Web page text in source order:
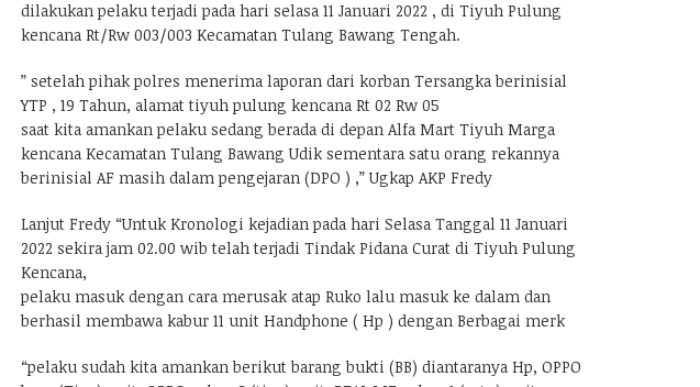
dilakukan pelaku terjadi pada hari selasa 11 Januari 2022 , di Tiyuh Pulung
kencana Rt/Rw 003/003 Kecamatan Tulang Bawang Tengah.
” setelah pihak polres menerima laporan dari korban Tersangka berinisial
YTP , 19 Tahun, alamat tiyuh pulung kencana Rt 02 Rw 05
saat kita amankan pelaku sedang berada di depan Alfa Mart Tiyuh Marga
kencana Kecamatan Tulang Bawang Udik sementara satu orang rekannya
berinisial AF masih dalam pengejaran (DPO ) ,” Ugkap AKP Fredy
Lanjut Fredy “Untuk Kronologi kejadian pada hari Selasa Tanggal 11 Januari
2022 sekira jam 02.00 wib telah terjadi Tindak Pidana Curat di Tiyuh Pulung
Kencana,
pelaku masuk dengan cara merusak atap Ruko lalu masuk ke dalam dan
berhasil membawa kabur 11 unit Handphone ( Hp ) dengan Berbagai merk
“pelaku sudah kita amankan berikut barang bukti (BB) diantaranya Hp, OPPO